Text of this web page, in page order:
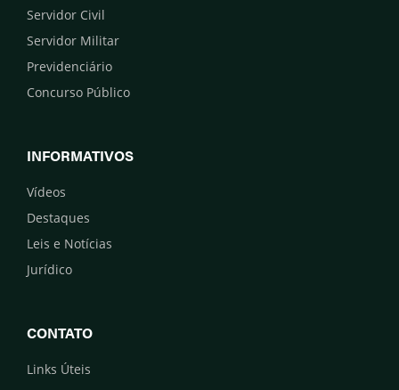
Servidor Civil
Servidor Militar
Previdenciário
Concurso Público
INFORMATIVOS
Vídeos
Destaques
Leis e Notícias
Jurídico
CONTATO
Links Úteis